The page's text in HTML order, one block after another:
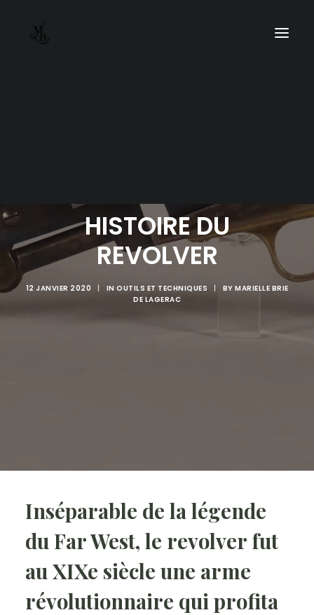
HISTOIRE DU
REVOLVER
12 JANVIER 2020 | IN OUTILS ET TECHNIQUES | BY MARIELLE BRIE
DE LAGERAC
Inséparable de la légende
du Far West, le revolver fut
au XIXe siècle une arme
révolutionnaire qui profita